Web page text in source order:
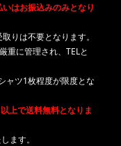
はお振込みのみとなり
りは不要となります。
重に管理され、TELと
ャツ1枚程度が限度とな
上で送料無料となりま
ます。